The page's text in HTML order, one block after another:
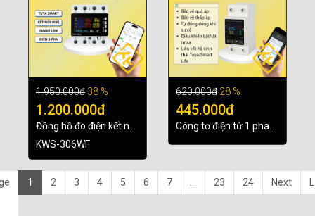
1.950.000đ 38 %
1.200.000đ
Đồng hồ đo điện kết nối
3 pha đa chức năng
KWS-306WF
620.000đ 28 %
445.000đ
Công tơ điện tử 1 pha
ray Tuya Smart Life
1 2 3 4 5 6 7 23 24 Next